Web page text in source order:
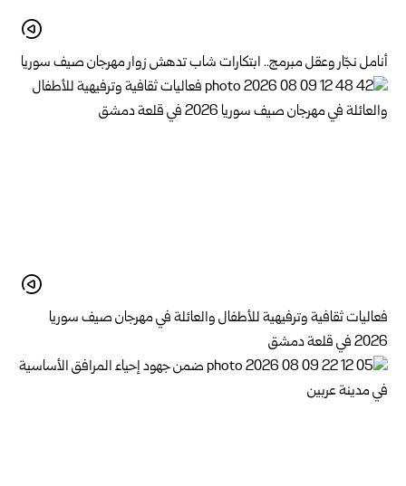
أنامل نجّار وعقل مبرمج.. ابتكارات شاب تدهش زوار مهرجان صيف سوريا
فعاليات ثقافية وترفيهية للأطفال والعائلة في مهرجان صيف سوريا
2026 في قلعة دمشق